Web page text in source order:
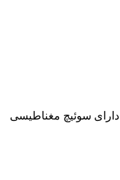
دارای سوئیچ مغناطیسی